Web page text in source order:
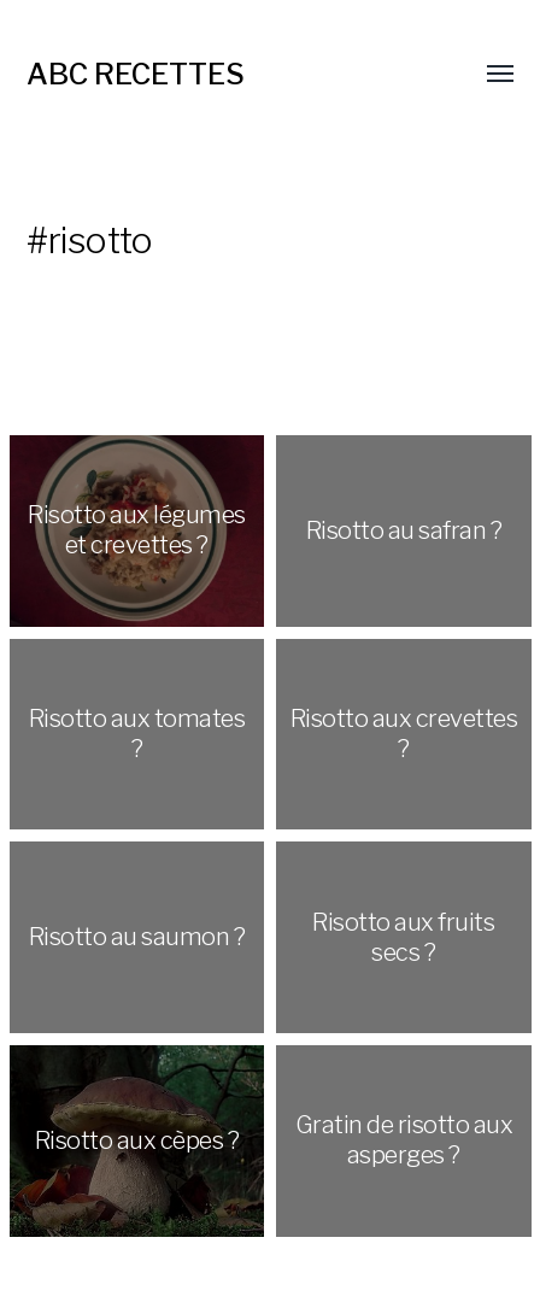
ABC RECETTES
#risotto
Risotto aux légumes
et crevettes ?
Risotto au safran ?
Risotto aux tomates
?
Risotto aux crevettes
?
Risotto au saumon ?
Risotto aux fruits
secs ?
Risotto aux cèpes ?
Gratin de risotto aux
asperges ?